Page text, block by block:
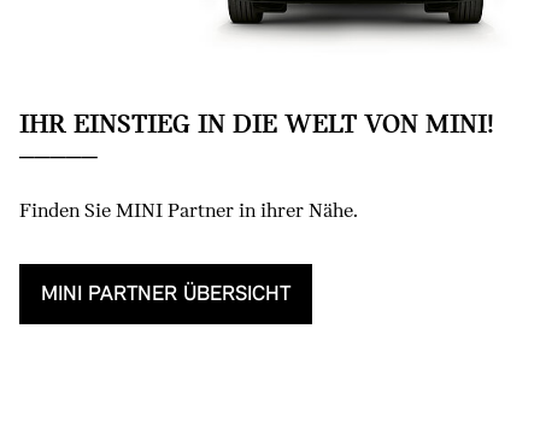
IHR EINSTIEG IN DIE WELT VON MINI!
Finden Sie MINI Partner in ihrer Nähe.
MINI PARTNER ÜBERSICHT